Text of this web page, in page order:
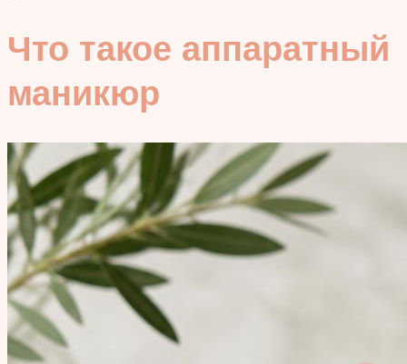
Что такое аппаратный
маникюр